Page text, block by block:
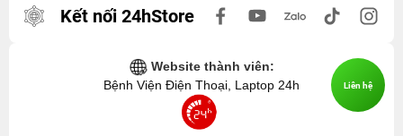
Kết nối 24hStore
Website thành viên:
Bệnh Viện Điện Thoại, Laptop 24h
Liên hệ